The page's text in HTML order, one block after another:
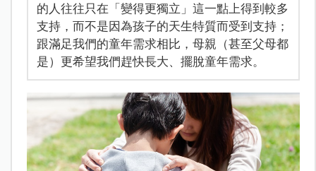
的人往往只在「變得更獨立」這一點上得到較多
支持，而不是因為孩子的天生特質而受到支持；
跟滿足我們的童年需求相比，母親（甚至父母都
是）更希望我們趕快長大、擺脫童年需求。